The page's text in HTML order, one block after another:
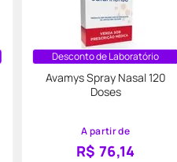
Desconto de Laboratório
Avamys Spray Nasal 120
Doses
A partir de
R$ 76,14